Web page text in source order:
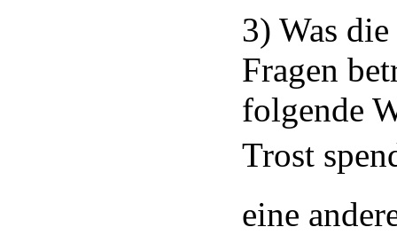
3) Was
Fragen
folgende
Trost
eine